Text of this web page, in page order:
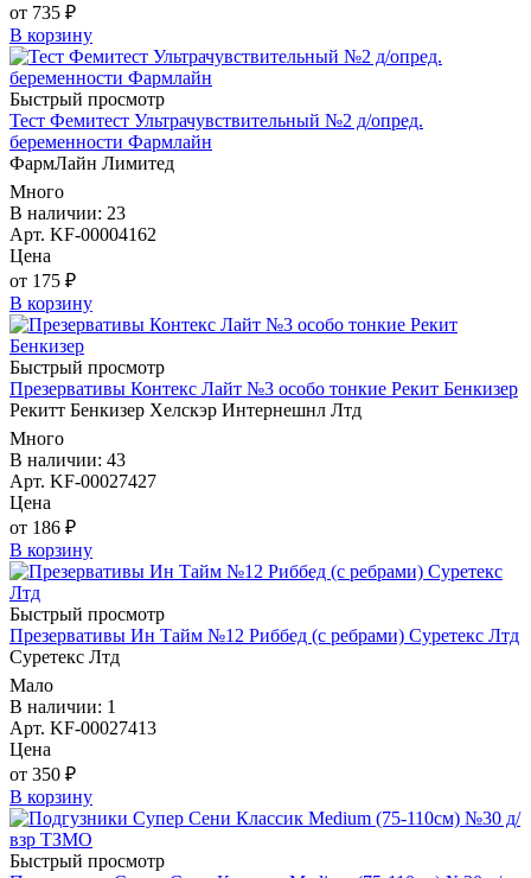
от 735 ₽
В корзину
Быстрый просмотр
Тест Фемитест Ультрачувствительный №2 д/опред.
беременности Фармлайн
ФармЛайн Лимитед
Много
В наличии: 23
Арт. KF-00004162
Цена
от 175 ₽
В корзину
Быстрый просмотр
Презервативы Контекс Лайт №3 особо тонкие Рекит Бенкизер
Рекитт Бенкизер Хелскэр Интернешнл Лтд
Много
В наличии: 43
Арт. KF-00027427
Цена
от 186 ₽
В корзину
Быстрый просмотр
Презервативы Ин Тайм №12 Риббед (с ребрами) Суретекс Лтд
Суретекс Лтд
Мало
В наличии: 1
Арт. KF-00027413
Цена
от 350 ₽
В корзину
Быстрый просмотр